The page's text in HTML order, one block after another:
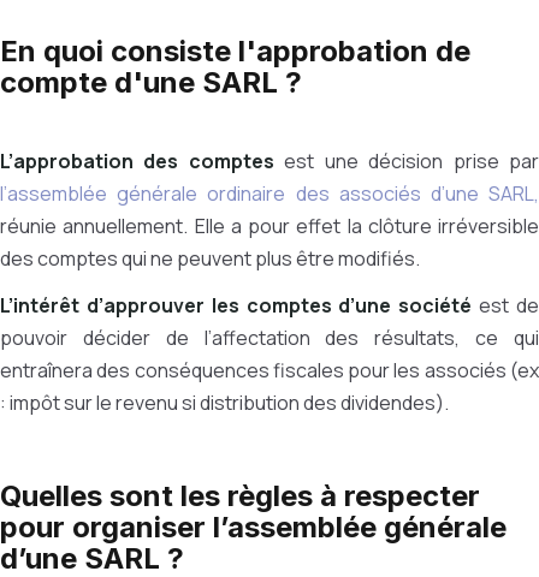
En quoi consiste l'approbation de
compte d'une SARL ?
L’approbation des comptes est une décision prise par
l’assemblée générale ordinaire des associés d’une SARL,
réunie annuellement. Elle a pour effet la clôture irréversible
des comptes qui ne peuvent plus être modifiés.
L’intérêt d’approuver les comptes d’une société est de
pouvoir décider de l’affectation des résultats, ce qui
entraînera des conséquences fiscales pour les associés (ex
: impôt sur le revenu si distribution des dividendes).
Quelles sont les règles à respecter
pour organiser l’assemblée générale
d’une SARL ?